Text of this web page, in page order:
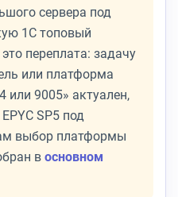
сервера под
1С топовый
переплата: задачу
или платформа
или 9005» актуален,
SP5 под
выбор платформы
в основном